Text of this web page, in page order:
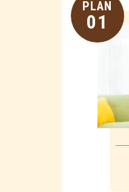
PLAN
01